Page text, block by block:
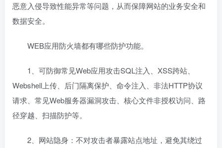
恶意入侵导致性能异常等问题，从而保障网站的业务安全和
数据安全。
WEB应用防火墙都有哪些防护功能。
1、可防御常见Web应用攻击SQL注入、XSS跨站、
Webshell上传、后门隔离保护、命令注入、非法HTTP协议
请求、常见Web服务器漏洞攻击、核心文件非授权访问、路
径穿越、扫描防护等。
2、网站隐身：不对攻击者暴露站点地址，避免其绕过